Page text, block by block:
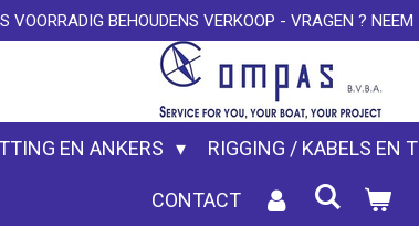
VOORRADIG BEHOUDENS VERKOOP - VRAGEN ?
EN ANKERS RIGGING / KABELS EN
CONTACT